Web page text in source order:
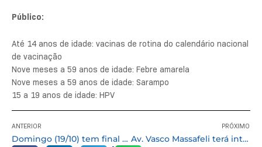
Público:
Até 14 anos de idade: vacinas de rotina do calendário nacional
de vacinação
Nove meses a 59 anos de idade: Febre amarela
Nove meses a 59 anos de idade: Sarampo
15 a 19 anos de idade: HPV
ANTERIOR
Domingo (19/10) tem final de competição de futsal feminino no ginásio de esportes
PRÓXIMO
Av. Vasco Massafeli terá interdição para obras de drenagem entre 20 e 24/10